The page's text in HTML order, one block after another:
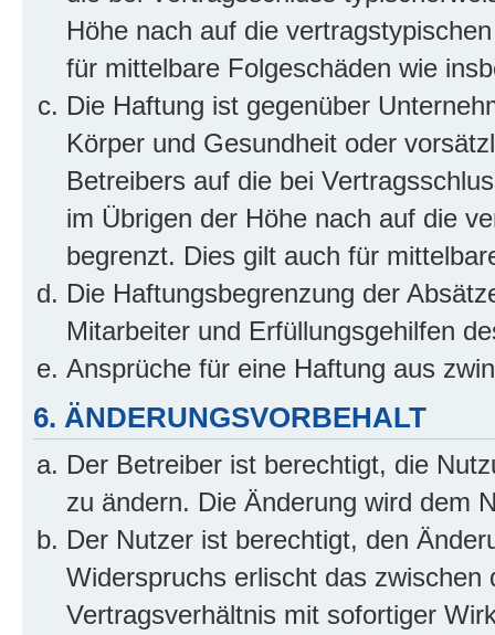
Höhe nach auf die
für mittelbare Folgeschäden wie
Die Haftung ist gegenüber
Körper und Gesundheit oder
Betreibers auf die bei
im Übrigen der Höhe nach auf die
begrenzt. Dies gilt auch für
Die Haftungsbegrenzung der
Mitarbeiter und Erfüllungsgehilfen
Ansprüche für eine Haftung aus
6. ÄNDERUNGSVORBEHALT
Der Betreiber ist berechtigt, die
zu ändern. Die Änderung wird dem
Der Nutzer ist berechtigt, den
Widerspruchs erlischt das
Vertragsverhältnis mit sofortiger